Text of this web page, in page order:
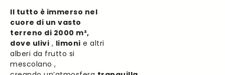
Il tutto è immerso nel
cuore di un vasto
terreno di 2000 m²,
dove ulivi , limoni e altri
alberi da frutto si
mescolano ,